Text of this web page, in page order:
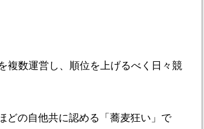
複数運営し、順位を上げるべく日々競
どの自他共に認める「蕎麦狂い」で